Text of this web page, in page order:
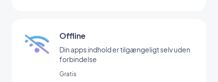
Offline
Din apps indhold er tilgængeligt selv uden
forbindelse
Gratis